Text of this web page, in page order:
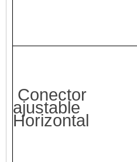
Conector
ajustable
Horizontal